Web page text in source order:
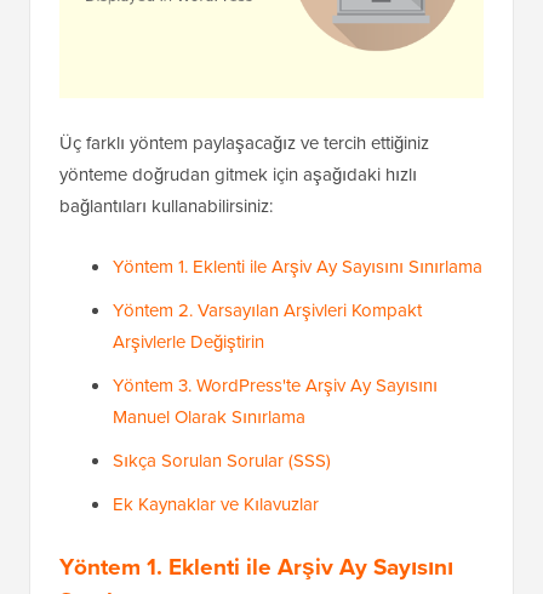
Üç farklı yöntem paylaşacağız ve tercih ettiğiniz
yönteme doğrudan gitmek için aşağıdaki hızlı
bağlantıları kullanabilirsiniz:
Yöntem 1. Eklenti ile Arşiv Ay Sayısını Sınırlama
Yöntem 2. Varsayılan Arşivleri Kompakt
Arşivlerle Değiştirin
Yöntem 3. WordPress'te Arşiv Ay Sayısını
Manuel Olarak Sınırlama
Sıkça Sorulan Sorular (SSS)
Ek Kaynaklar ve Kılavuzlar
Yöntem 1. Eklenti ile Arşiv Ay Sayısını